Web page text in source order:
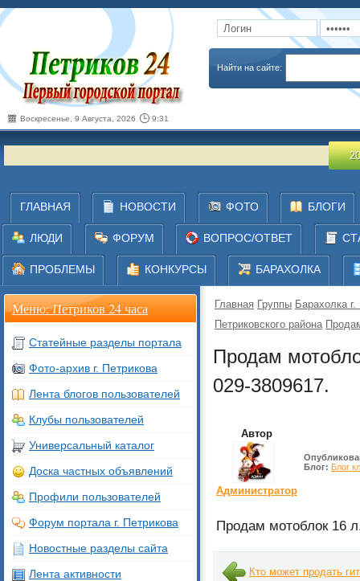
Запомнить Забыли
Найти на сайте:
Воскресенье, 9 Августа, 2026 9:31
20 июля
ГЛАВНАЯ НОВОСТИ ФОТО БЛОГИ
ЛЮДИ ФОРУМ ВОПРОС/ОТВЕТ
ПРОБЛЕМЫ КОНКУРСЫ БАРАХОЛКА
Главная Группы Барахолка
Петриковского района
Продам
029-3809617.
Автор
Администратор
Блог: Блог
Продам мотоблок 16
Кто может продать
Меню: Петриков 24 часа
Статейные разделы портала
Фото-архив г. Петрикова
Лента блогов пользователей
Клубы пользователей
Универсальный каталог
Доска частных объявлений
Профили пользователей
Форум портала г. Петрикова
Новостные разделы сайта
Лента активности